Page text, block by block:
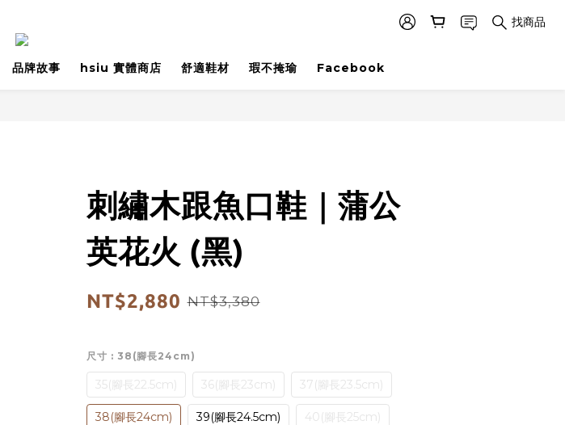
找商品
品牌故事 hsiu 實體商店 舒適鞋材 瑕不掩瑜 Facebook
刺繡木跟魚口鞋｜蒲公
英花火 (黑)
NT$2,880 NT$3,380
尺寸 : 38(腳長24cm)
35(腳長22.5cm) 36(腳長23cm) 37(腳長23.5cm)
38(腳長24cm) 39(腳長24.5cm) 40(腳長25cm)